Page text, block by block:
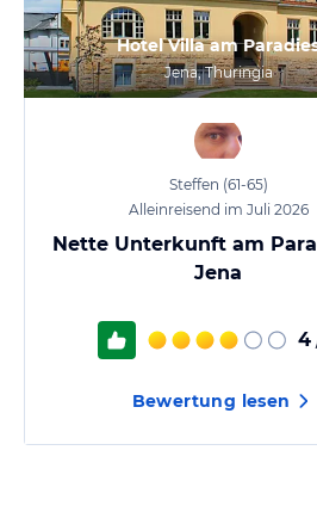
Hotel Villa am
Jena, Thuringia
Steffen (61-65)
Alleinreisend im Juli 2026
Nette Unterkunft am
Jena
4
Bewertung lesen